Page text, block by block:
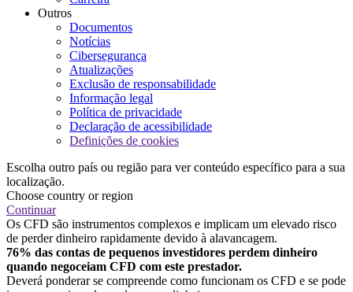
Outros
Documentos
Notícias
Cibersegurança
Atualizações
Exclusão de responsabilidade
Informação legal
Política de privacidade
Declaração de acessibilidade
Definições de cookies
Escolha outro país ou região para ver conteúdo específico para a sua
localização.
Choose country or region
Continuar
Os CFD são instrumentos complexos e implicam um elevado risco
de perder dinheiro rapidamente devido à alavancagem.
76% das contas de pequenos investidores perdem dinheiro
quando negoceiam CFD com este prestador.
Deverá ponderar se compreende como funcionam os CFD e se pode